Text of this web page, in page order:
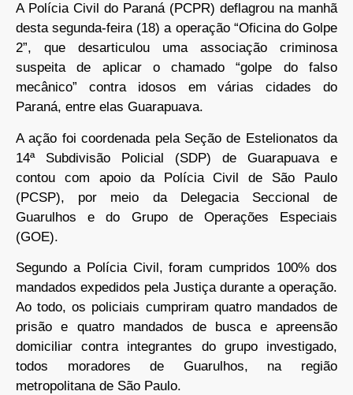
A Polícia Civil do Paraná (PCPR) deflagrou na manhã
desta segunda-feira (18) a operação “Oficina do Golpe
2”, que desarticulou uma associação criminosa
suspeita de aplicar o chamado “golpe do falso
mecânico” contra idosos em várias cidades do
Paraná, entre elas Guarapuava.
A ação foi coordenada pela Seção de Estelionatos da
14ª Subdivisão Policial (SDP) de Guarapuava e
contou com apoio da Polícia Civil de São Paulo
(PCSP), por meio da Delegacia Seccional de
Guarulhos e do Grupo de Operações Especiais
(GOE).
Segundo a Polícia Civil, foram cumpridos 100% dos
mandados expedidos pela Justiça durante a operação.
Ao todo, os policiais cumpriram quatro mandados de
prisão e quatro mandados de busca e apreensão
domiciliar contra integrantes do grupo investigado,
todos moradores de Guarulhos, na região
metropolitana de São Paulo.